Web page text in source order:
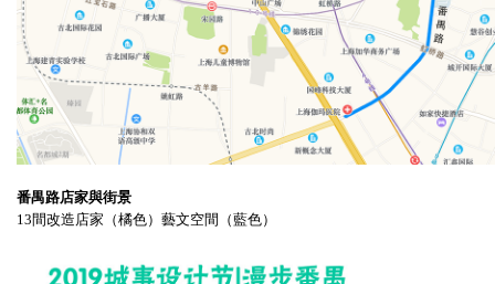
番禺路店家與街景
13間改造店家（橘色）藝文空間（藍色）